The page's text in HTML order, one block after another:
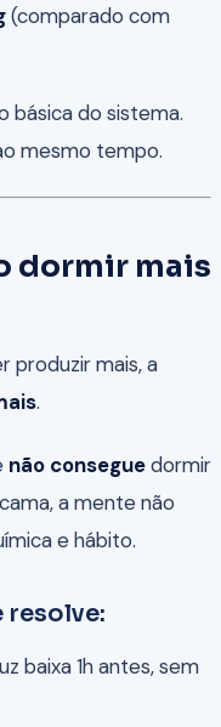
(comparado com
básica do sistema.
mesmo tempo.
dormir mais
produzir mais, a
.
não conseguedormir
a mente não
e hábito.
resolve:
baixa 1h antes, sem